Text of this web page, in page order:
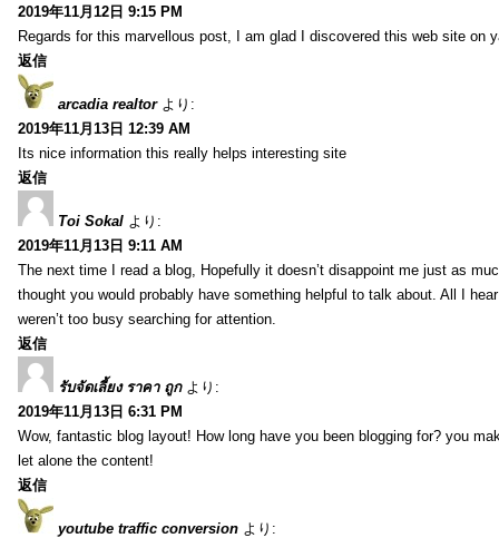
2019年11月12日 9:15 PM
Regards for this marvellous post, I am glad I discovered this web site on
返信
arcadia realtor より:
2019年11月13日 12:39 AM
Its nice information this really helps interesting site
返信
Toi Sokal より:
2019年11月13日 9:11 AM
The next time I read a blog, Hopefully it doesn’t disappoint me just as
thought you would probably have something helpful to talk about. All I
weren’t too busy searching for attention.
返信
รับจัดเลี้ยง ราคา ถูก より:
2019年11月13日 6:31 PM
Wow, fantastic blog layout! How long have you been blogging for? you
let alone the content!
返信
youtube traffic conversion より: